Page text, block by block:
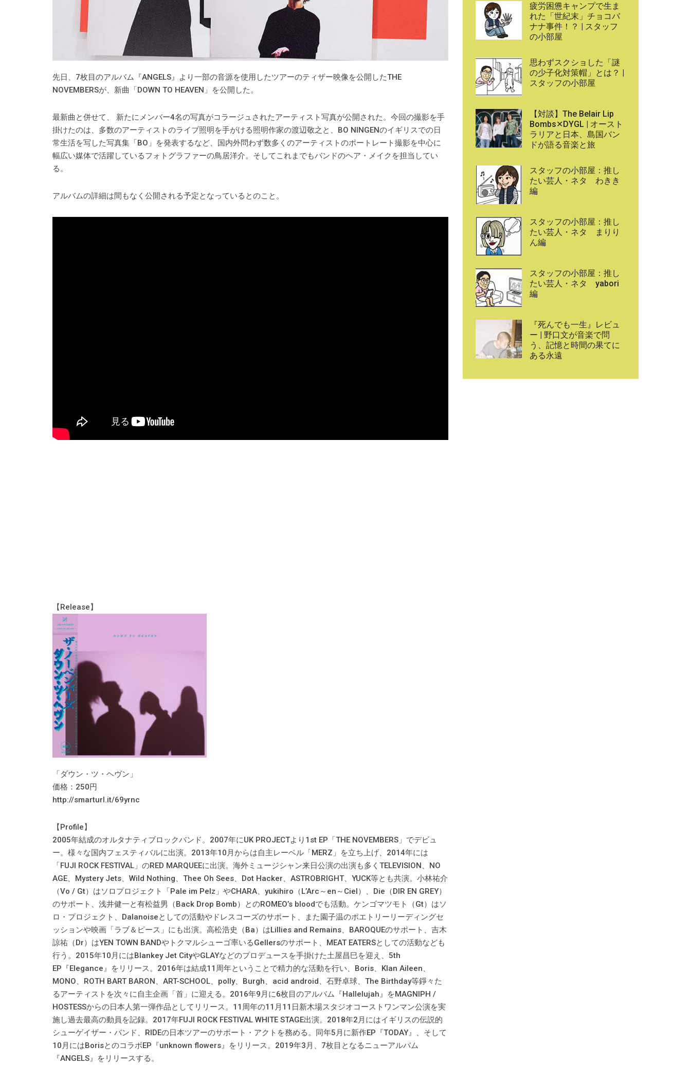
先日、7枚目のアルバム『ANGELS』より一部の音源を使用したツアーのティザー映像を公開したTHE
NOVEMBERSが、新曲「DOWN TO HEAVEN」を公開した。
最新曲と併せて、 新たにメンバー4名の写真がコラージュされたアーティスト写真が公開された。今回の撮影を手
掛けたのは、多数のアーティストのライブ照明を手がける照明作家の渡辺敬之と、BO NINGENのイギリスでの日
常生活を写した写真集「BO」を発表するなど、国内外問わず数多くのアーティストのポートレート撮影を中心に
幅広い媒体で活躍しているフォトグラファーの鳥居洋介。そしてこれまでもバンドのヘア・メイクを担当してい
る。
アルバムの詳細は間もなく公開される予定となっているとのこと。
【Release】
「ダウン・ツ・ヘヴン」
価格：250円
http://smarturl.it/69yrnc
【Profile】
2005年結成のオルタナティブロックバンド。2007年にUK PROJECTより1st EP「THE NOVEMBERS」でデビュ
ー。様々な国内フェスティバルに出演。2013年10月からは自主レーベル「MERZ」を立ち上げ、2014年には
「FUJI ROCK FESTIVAL」のRED MARQUEEに出演。海外ミュージシャン来日公演の出演も多くTELEVISION、NO
AGE、Mystery Jets、Wild Nothing、Thee Oh Sees、Dot Hacker、ASTROBRIGHT、YUCK等とも共演。小林祐介
（Vo / Gt）はソロプロジェクト「Pale im Pelz」やCHARA、yukihiro（L’Arc～en～Ciel）、Die（DIR EN GREY）
のサポート、浅井健一と有松益男（Back Drop Bomb）とのROMEO’s bloodでも活動。ケンゴマツモト（Gt）はソ
ロ・プロジェクト、Dalanoiseとしての活動やドレスコーズのサポート、また園子温のポエトリーリーディングセ
ッションや映画「ラブ＆ピース」にも出演。高松浩史（Ba）はLillies and Remains、BAROQUEのサポート、吉木
諒祐（Dr）はYEN TOWN BANDやトクマルシューゴ率いるGellersのサポート、MEAT EATERSとしての活動なども
行う。2015年10月にはBlankey Jet CityやGLAYなどのプロデュースを手掛けた土屋昌巳を迎え、5th
EP『Elegance』をリリース。2016年は結成11周年ということで精力的な活動を行い、Boris、Klan Aileen、
MONO、ROTH BART BARON、ART-SCHOOL、polly、Burgh、acid android、石野卓球、The Birthday等錚々た
るアーティストを次々に自主企画「首」に迎える。2016年9月に6枚目のアルバム『Hallelujah』をMAGNIPH /
HOSTESSからの日本人第一弾作品としてリリース。11周年の11月11日新木場スタジオコーストワンマン公演を実
施し過去最高の動員を記録。2017年FUJI ROCK FESTIVAL WHITE STAGE出演。2018年2月にはイギリスの伝説的
シューゲイザー・バンド、RIDEの日本ツアーのサポート・アクトを務める。同年5月に新作EP『TODAY』、そして
10月にはBorisとのコラボEP『unknown flowers』をリリース。2019年3月、7枚目となるニューアルバム
『ANGELS』をリリースする。
疲労困憊キャンプで生ま
れた「世紀末」チョコバ
ナナ事件！？ | スタッフ
の小部屋
思わずスクショした「謎
の少子化対策帽」とは？ |
スタッフの小部屋
【対談】The Belair Lip
Bombs✕DYGL | オースト
ラリアと日本、島国バン
ドが語る音楽と旅
スタッフの小部屋：推し
たい芸人・ネタ わきき
編
スタッフの小部屋：推し
たい芸人・ネタ まりり
ん編
スタッフの小部屋：推し
たい芸人・ネタ yabori
編
『死んでも一生』レビュ
ー | 野口文が音楽で問
う、記憶と時間の果てに
ある永遠